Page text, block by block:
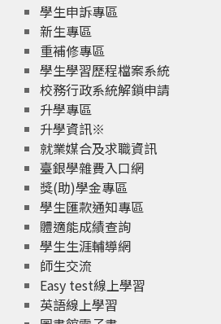
學生申訴專區
新生專區
重補修專區
學生學習歷程檔案系統
校務行政系統解鎖申請
升學專區
升學資訊※
就業媒合及求職資訊
臺銀學雜費入口網
獎(助)學金專區
學生匯款通知專區
體適能成績查詢
學生生涯輔導網
師生交流
Easy test線上學習
英語線上學習